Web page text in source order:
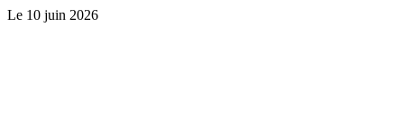
Le 10 juin 2026